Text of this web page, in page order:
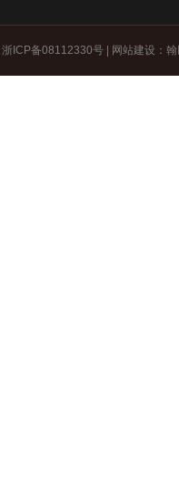
浙ICP备08112330号 网站建设 ：